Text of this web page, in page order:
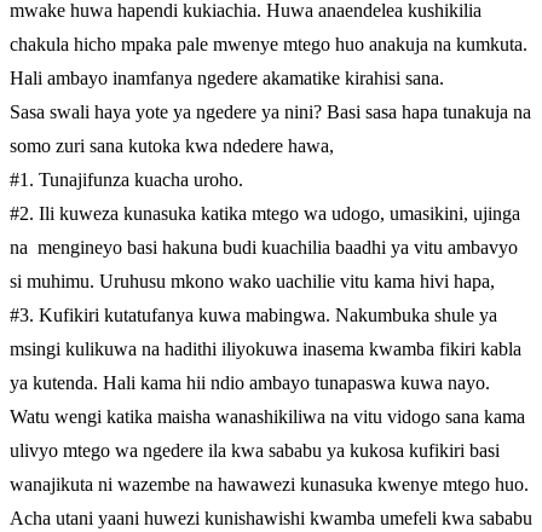
mwake huwa hapendi kukiachia. Huwa anaendelea kushikilia
chakula hicho mpaka pale mwenye mtego huo anakuja na kumkuta.
Hali ambayo inamfanya ngedere akamatike kirahisi sana.
Sasa swali haya yote ya ngedere ya nini? Basi sasa hapa tunakuja na
somo zuri sana kutoka kwa ndedere hawa,
#1. Tunajifunza kuacha uroho.
#2. Ili kuweza kunasuka katika mtego wa udogo, umasikini, ujinga
na mengineyo basi hakuna budi kuachilia baadhi ya vitu ambavyo
si muhimu. Uruhusu mkono wako uachilie vitu kama hivi hapa,
#3. Kufikiri kutatufanya kuwa mabingwa. Nakumbuka shule ya
msingi kulikuwa na hadithi iliyokuwa inasema kwamba fikiri kabla
ya kutenda. Hali kama hii ndio ambayo tunapaswa kuwa nayo.
Watu wengi katika maisha wanashikiliwa na vitu vidogo sana kama
ulivyo mtego wa ngedere ila kwa sababu ya kukosa kufikiri basi
wanajikuta ni wazembe na hawawezi kunasuka kwenye mtego huo.
Acha utani yaani huwezi kunishawishi kwamba umefeli kwa sababu